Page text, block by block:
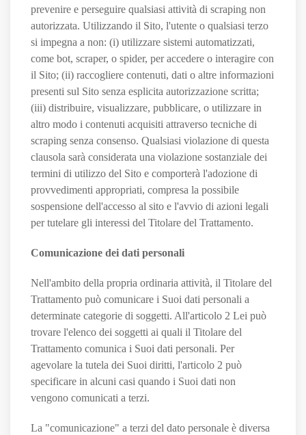
prevenire e perseguire qualsiasi attività di scraping non
autorizzata. Utilizzando il Sito, l'utente o qualsiasi terzo
si impegna a non: (i) utilizzare sistemi automatizzati,
come bot, scraper, o spider, per accedere o interagire con
il Sito; (ii) raccogliere contenuti, dati o altre informazioni
presenti sul Sito senza esplicita autorizzazione scritta;
(iii) distribuire, visualizzare, pubblicare, o utilizzare in
altro modo i contenuti acquisiti attraverso tecniche di
scraping senza consenso. Qualsiasi violazione di questa
clausola sarà considerata una violazione sostanziale dei
termini di utilizzo del Sito e comporterà l'adozione di
provvedimenti appropriati, compresa la possibile
sospensione dell'accesso al sito e l'avvio di azioni legali
per tutelare gli interessi del Titolare del Trattamento.
Comunicazione dei dati personali
Nell'ambito della propria ordinaria attività, il Titolare del
Trattamento può comunicare i Suoi dati personali a
determinate categorie di soggetti. All'articolo 2 Lei può
trovare l'elenco dei soggetti ai quali il Titolare del
Trattamento comunica i Suoi dati personali. Per
agevolare la tutela dei Suoi diritti, l'articolo 2 può
specificare in alcuni casi quando i Suoi dati non
vengono comunicati a terzi.
La "comunicazione" a terzi del dato personale è diversa